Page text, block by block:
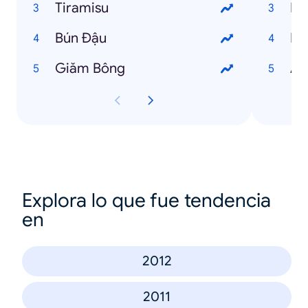
Tiramisu
Bún Đậu
Giăm Bông
Explora lo que fue tendencia
en
2012
2011